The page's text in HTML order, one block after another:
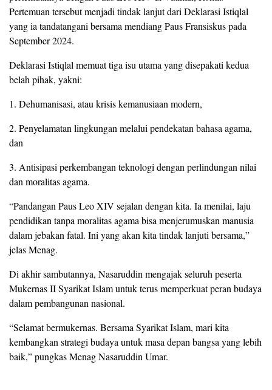
Pertemuan tersebut menjadi tindak lanjut dari Deklarasi Istiqlal
yang ia tandatangani bersama mendiang Paus Fransiskus pada
September 2024.
Deklarasi Istiqlal memuat tiga isu utama yang disepakati kedua
belah pihak, yakni:
1. Dehumanisasi, atau krisis kemanusiaan modern,
2. Penyelamatan lingkungan melalui pendekatan bahasa agama,
dan
3. Antisipasi perkembangan teknologi dengan perlindungan nilai
dan moralitas agama.
“Pandangan Paus Leo XIV sejalan dengan kita. Ia menilai, laju
pendidikan tanpa moralitas agama bisa menjerumuskan manusia
dalam jebakan fatal. Ini yang akan kita tindak lanjuti bersama,”
jelas Menag.
Di akhir sambutannya, Nasaruddin mengajak seluruh peserta
Mukernas II Syarikat Islam untuk terus memperkuat peran budaya
dalam pembangunan nasional.
“Selamat bermukernas. Bersama Syarikat Islam, mari kita
kembangkan strategi budaya untuk masa depan bangsa yang lebih
baik,” pungkas Menag Nasaruddin Umar.